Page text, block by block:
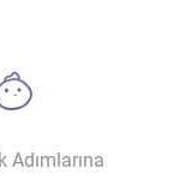
Adımlarına